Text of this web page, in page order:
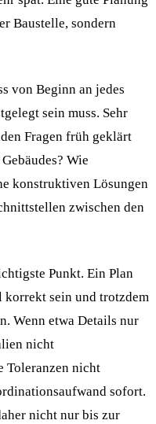
Baustelle, sondern
von Beginn an jedes
sein muss. Sehr
Fragen früh geklärt
Wie
konstruktiven Lösungen
zwischen den
Punkt. Ein Plan
korrekt sein und trotzdem
Wenn etwa Details nur
nicht
Toleranzen nicht
sofort.
nicht nur bis zur